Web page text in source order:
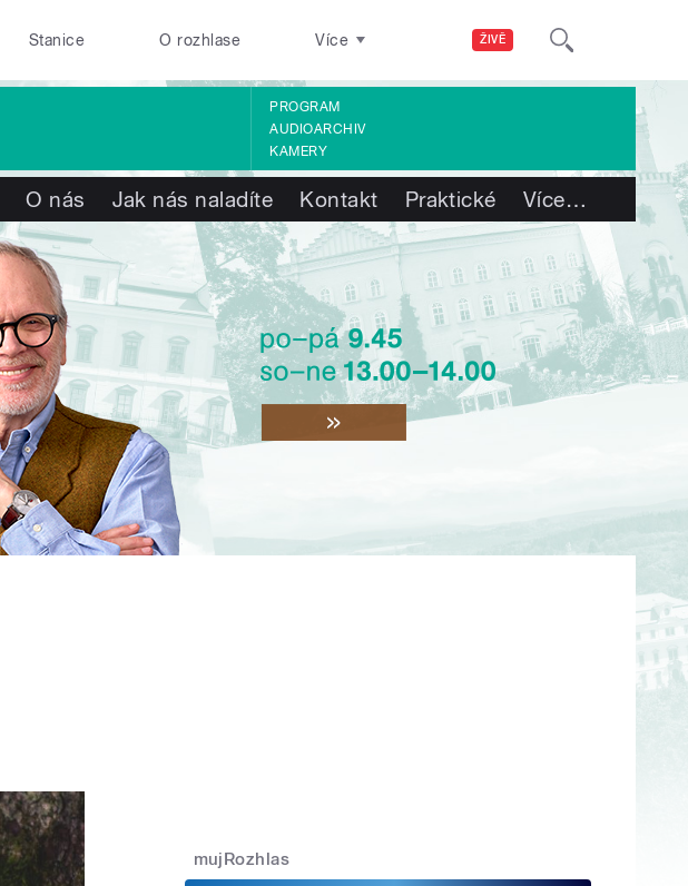
ŽIVĚ
Stanice O rozhlase Více
PROGRAM
AUDIOARCHIV
KAMERY
O nás Jak nás naladíte Kontakt Praktické Více…
mujRozhlas